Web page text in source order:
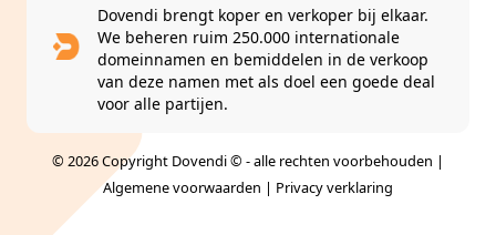
Dovendi brengt koper en verkoper bij elkaar.
We beheren ruim 250.000 internationale
domeinnamen en bemiddelen in de verkoop
van deze namen met als doel een goede deal
voor alle partijen.
© 2026 Copyright Dovendi © - alle rechten voorbehouden |
Algemene voorwaarden | Privacy verklaring